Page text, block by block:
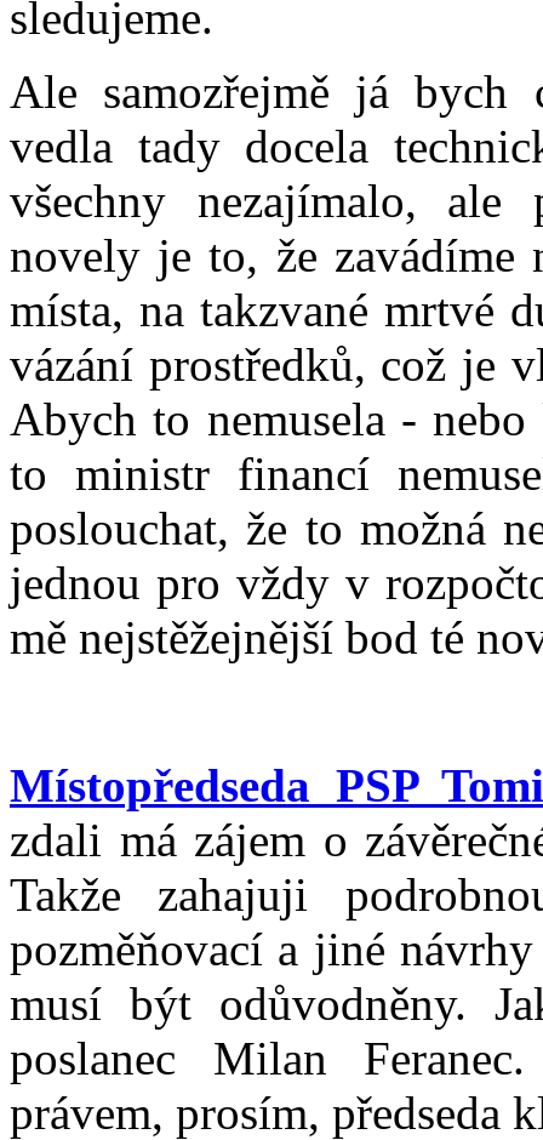
sledujeme.
Ale samozřejmě já bych
vedla tady docela
všechny nezajímalo,
novely je to, že zavádíme
místa, na takzvané mrtvé
vázání prostředků, což je
Abych to nemusela -
to ministr financí
poslouchat, že to možná
jednou pro vždy v
mě nejstěžejnější bod té
Místopředseda PSP
zdali má zájem o
Takže zahajuji
pozměňovací a jiné
musí být odůvodněny.
poslanec Milan
právem, prosím,